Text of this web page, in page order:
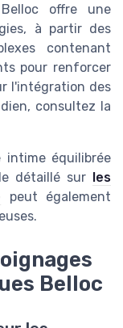
offre une
à partir des
contenant
pour renforcer
l'intégration des
consultez la
équilibrée
détaillé sur les
peut également
Belloc